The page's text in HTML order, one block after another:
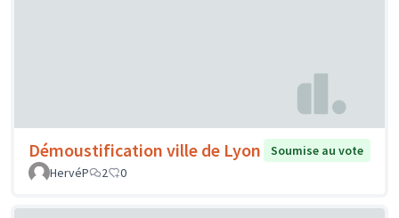
Démoustification ville de Lyon
Soumise au vote
HervéP
2 0